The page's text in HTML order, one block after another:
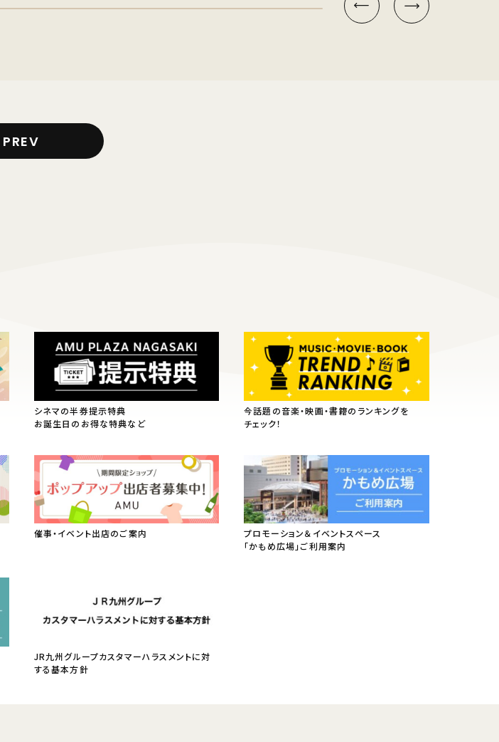
PREV
シネマの半券提示特典
お誕生日のお得な特典など
今話題の音楽・映画・書籍のランキングを
チェック！
催事・イベント出店のご案内
プロモーション＆イベントスペース
「かもめ広場」ご利用案内
JR九州グループカスタマーハラスメントに対
する基本方針